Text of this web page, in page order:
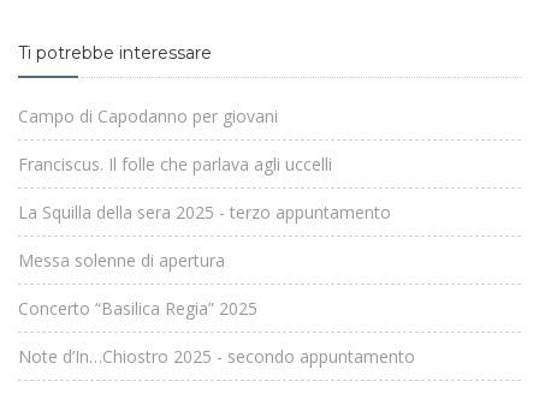
Ti potrebbe interessare
Campo di Capodanno per giovani
Franciscus. Il folle che parlava agli uccelli
La Squilla della sera 2025 - terzo appuntamento
Messa solenne di apertura
Concerto “Basilica Regia” 2025
Note d’In…Chiostro 2025 - secondo appuntamento